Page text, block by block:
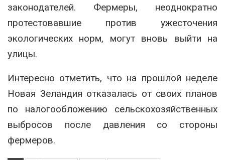
законодателей. Фермеры, неоднократно
протестовавшие против ужесточения
экологических норм, могут вновь выйти на
улицы.
Интересно отметить, что на прошлой неделе
Новая Зеландия отказалась от своих планов
по налогообложению сельскохозяйственных
выбросов после давления со стороны
фермеров.